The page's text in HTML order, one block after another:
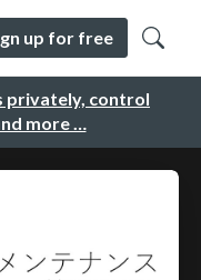
privately, control
more …
up for free